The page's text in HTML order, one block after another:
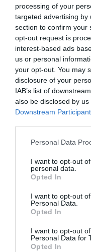
processing of your
targeted advertising by
section to confirm your
opt-out request is
interest-based ads
us or personal
your opt-out. You may
disclosure of your
IAB’s list of
also be disclosed by
Downstream
Please note that this
not limited to your visit
grant or deny consent
use your data for
consent section.
Personal Data
I want to opt-out
personal data.
Opted In
I want to opt-out
Personal Data.
Opted In
I want to opt-out
Personal Data for
Opted In
L’Anpi divora se